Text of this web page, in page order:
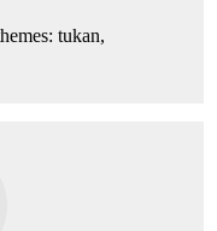
tukan,